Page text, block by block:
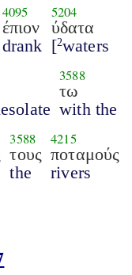
4095
έπιον
drank
5204
ύδατα
[2waters
3588
τω
with the
3588
τους
the
4215
ποταμούς
rivers